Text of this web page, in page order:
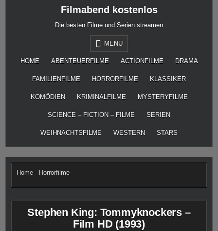
Filmabend kostenlos
Die besten Filme und Serien streamen
MENU
HOME ABENTEUERFILME ACTIONFILME DRAMA
FAMILIENFILME HORRORFILME KLASSIKER
KOMÖDIEN KRIMINALFILME MYSTERYFILME
SCIENCE – FICTION – FILME SERIEN
WEIHNACHTSFILME WESTERN STARS
Home - Horrorfilme
Stephen King: Tommyknockers –
Film HD (1993)